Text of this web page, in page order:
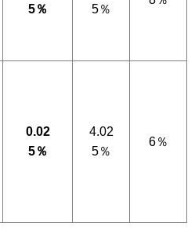
5％
5％
0.02
5％
4.02
5％
6％